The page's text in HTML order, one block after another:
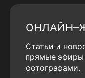
Статьи и
прямые эфиры
фотографами.